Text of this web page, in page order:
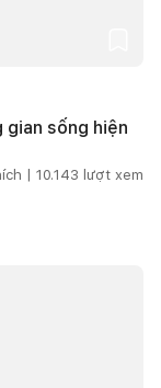
gian sống hiện
| 10.143 lượt xem